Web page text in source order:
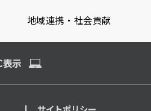
地域連携・社会貢献
表示